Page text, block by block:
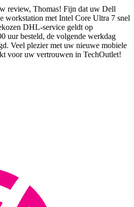
review, Thomas! Fijn dat uw Dell
workstation met Intel Core Ultra 7 snel
DHL-service geldt op
uur besteld, de volgende werkdag
Veel plezier met uw nieuwe mobiele
voor uw vertrouwen in TechOutlet!